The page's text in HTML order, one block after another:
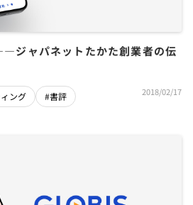
ジャパネットたかた創業者の伝
ング #書評 2018/02/17